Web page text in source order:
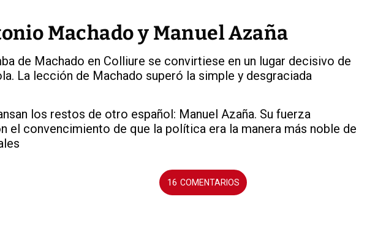
Machado y Manuel Azaña
de Machado en Colliure se convirtiese en un lugar decisivo de
La lección de Machado superó la simple y desgraciada
los restos de otro español: Manuel Azaña. Su fuerza
el convencimiento de que la política era la manera más noble de
16